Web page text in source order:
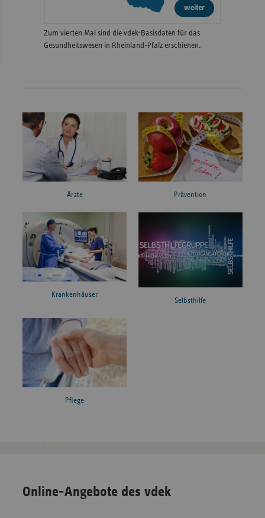
weiter
Zum vierten Mal sind die vdek-Basisdaten für das
Gesundheitswesen in Rheinland-Pfalz erschienen.
Ärzte Prävention
Krankenhäuser
Selbsthilfe
Pflege
Online-Angebote des vdek